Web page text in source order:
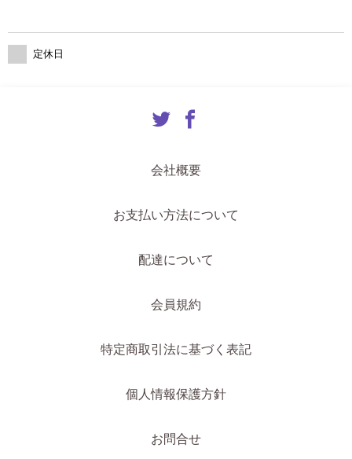
定休日
会社概要
お支払い方法について
配達について
会員規約
特定商取引法に基づく表記
個人情報保護方針
お問合せ